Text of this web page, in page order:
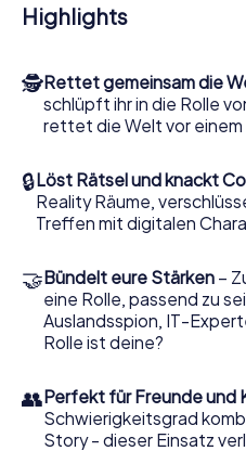
Arbeiten Sie im Team
Team mit allen Wassern
Bösewichte aufzuhalten. Im
und Co. werden Sie jedoch
erhalten Zugang zu Ihrer
Das myCityHunt Escape
persönlichen
Highlights
🕵Rettet gemeinsam die
schlüpft ihr in die Rolle
rettet die Welt vor einem
🔒Löst Rätsel und knackt
Reality Räume,
Treffen mit digitalen
🤝Bündelt eure Stärken –
eine Rolle, passend zu
Auslandsspion, IT-
Rolle ist deine?
👥Perfekt für Freunde und
Schwierigkeitsgrad
Story - dieser Einsatz